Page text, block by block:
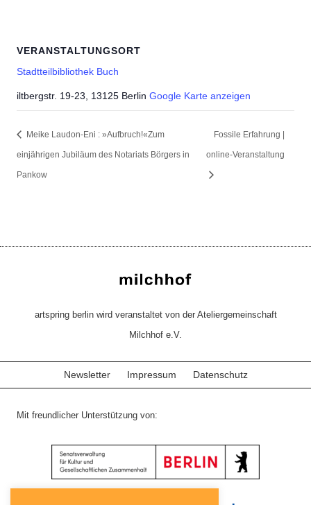
VERANSTALTUNGSORT
Stadtteilbibliothek Buch
iltbergstr. 19-23, 13125 Berlin Google Karte anzeigen
Meike Laudon-Eni : »Aufbruch!«Zum
einjährigen Jubiläum des Notariats Börgers in
Pankow
Fossile Erfahrung |
online-Veranstaltung
artspring berlin wird veranstaltet von der Ateliergemeinschaft
Milchhof e.V.
Newsletter Impressum Datenschutz
Mit freundlicher Unterstützung von: